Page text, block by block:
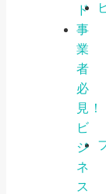
ド
事
業
者
必
見！
ビ
ジ
ネ
ス